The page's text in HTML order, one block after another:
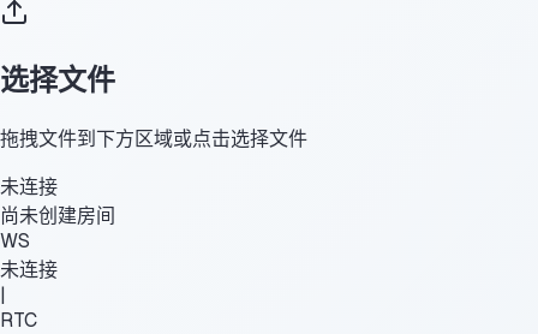
选择文件
拖拽文件到下方区域或点击选择文件
未连接
尚未创建房间
WS
未连接
|
RTC